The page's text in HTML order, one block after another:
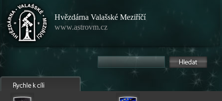
Hvězdárna Valašské Meziříčí
www.astrovm.cz